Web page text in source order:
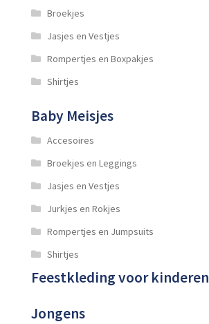
Broekjes
Jasjes en Vestjes
Rompertjes en Boxpakjes
Shirtjes
Baby Meisjes
Accesoires
Broekjes en Leggings
Jasjes en Vestjes
Jurkjes en Rokjes
Rompertjes en Jumpsuits
Shirtjes
Feestkleding voor kinderen
Jongens